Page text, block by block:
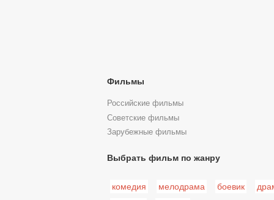
Фильмы
Российские фильмы
Советские фильмы
Зарубежные фильмы
Выбрать фильм по жанру
комедия мелодрама боевик